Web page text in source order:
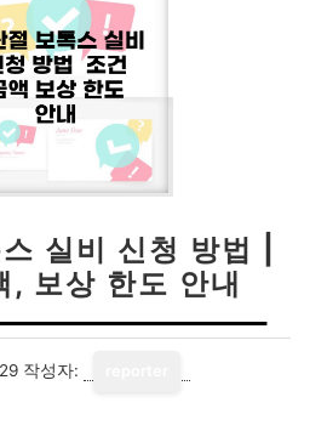
실비 신청 방법 |
, 보상 한도 안내
작성자: